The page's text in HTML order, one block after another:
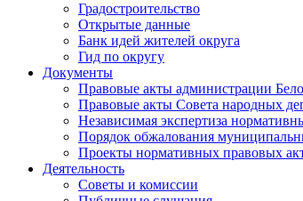
Градостроительство
Открытые данные
Банк идей жителей округа
Гид по округу
Документы
Правовые акты администрации
Правовые акты Совета народных
Независимая экспертиза
Порядок обжалования
Проекты нормативных правовых
Деятельность
Советы и комиссии